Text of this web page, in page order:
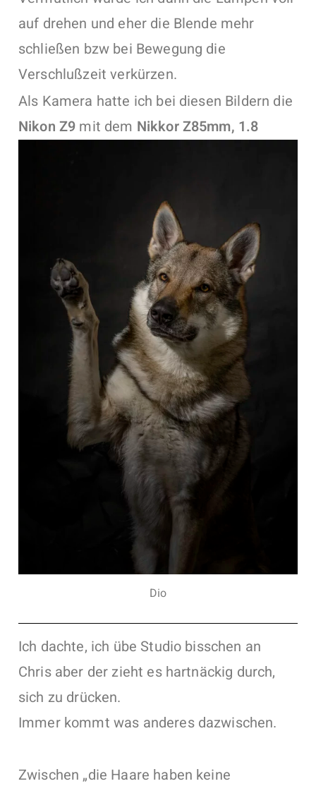
auf drehen und eher die Blende mehr
schließen bzw bei Bewegung die
Verschlußzeit verkürzen.
Als Kamera hatte ich bei diesen Bildern die
Nikon Z9 mit dem Nikkor Z85mm, 1.8
Dio
Ich dachte, ich übe Studio bisschen an
Chris aber der zieht es hartnäckig durch,
sich zu drücken.
Immer kommt was anderes dazwischen.
Zwischen „die Haare haben keine